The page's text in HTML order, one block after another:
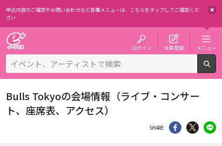
申込内容のご確認やお問い合わせなど各種メニューは、 こちらをタップしてご確認くだ
さい
ログイン 会員登録 メニュー
Bulls Tokyoの会場情報（ライブ・コンサー
ト、座席表、アクセス）
SHARE シェア Twitter